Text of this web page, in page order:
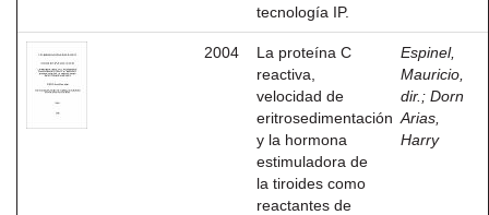
tecnología IP.
2004
La proteína C
reactiva,
velocidad de
eritrosedimentación
y la hormona
estimuladora de
la tiroides como
reactantes de
Espinel,
Mauricio,
dir. ; Dorn
Arias,
Harry